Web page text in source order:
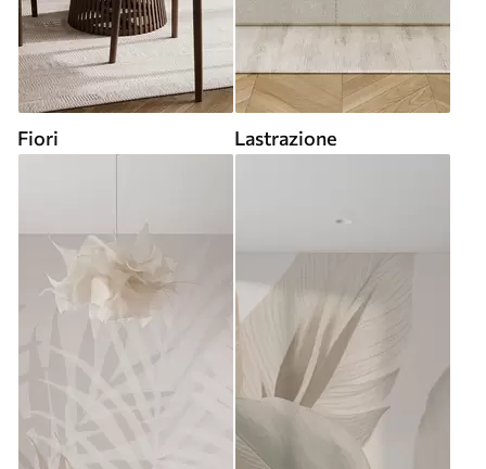
Fiori Lastrazione